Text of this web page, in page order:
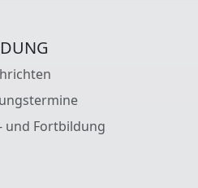
und Fortbildung